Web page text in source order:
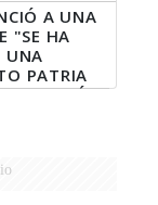
A UNA
"SE HA
UNA
PATRIA
GESTIÓN